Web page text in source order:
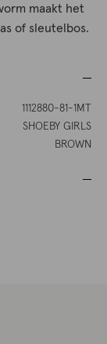
maakt het
of sleutelbos.
1112880-81-1MT
SHOEBY GIRLS
BROWN